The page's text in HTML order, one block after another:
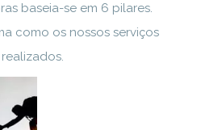
baseia-se em 6 pilares.
como os nossos serviços